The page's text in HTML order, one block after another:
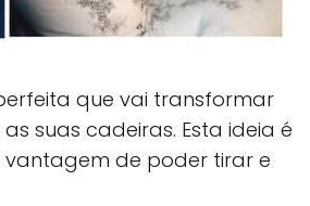
que vai transformar
suas cadeiras. Esta ideia é
de poder tirar e